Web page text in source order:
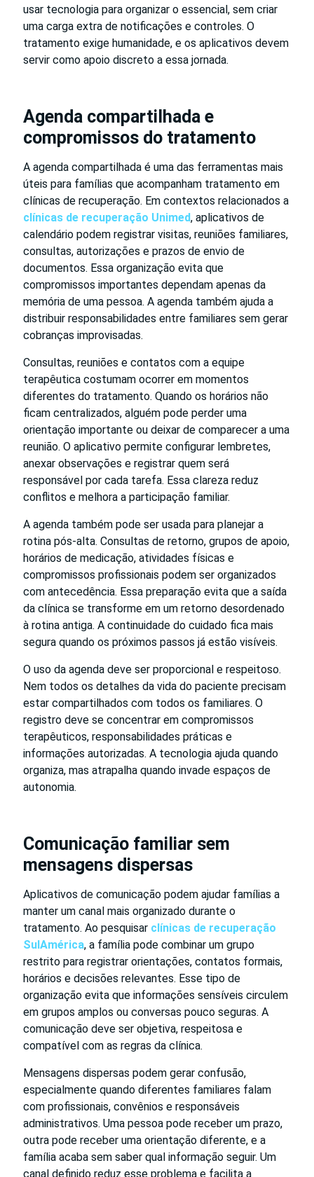
usar tecnologia para organizar o essencial, sem criar
uma carga extra de notificações e controles. O
tratamento exige humanidade, e os aplicativos devem
servir como apoio discreto a essa jornada.
Agenda compartilhada e
compromissos do tratamento
A agenda compartilhada é uma das ferramentas mais
úteis para famílias que acompanham tratamento em
clínicas de recuperação. Em contextos relacionados a
clínicas de recuperação Unimed, aplicativos de
calendário podem registrar visitas, reuniões familiares,
consultas, autorizações e prazos de envio de
documentos. Essa organização evita que
compromissos importantes dependam apenas da
memória de uma pessoa. A agenda também ajuda a
distribuir responsabilidades entre familiares sem gerar
cobranças improvisadas.
Consultas, reuniões e contatos com a equipe
terapêutica costumam ocorrer em momentos
diferentes do tratamento. Quando os horários não
ficam centralizados, alguém pode perder uma
orientação importante ou deixar de comparecer a uma
reunião. O aplicativo permite configurar lembretes,
anexar observações e registrar quem será
responsável por cada tarefa. Essa clareza reduz
conflitos e melhora a participação familiar.
A agenda também pode ser usada para planejar a
rotina pós-alta. Consultas de retorno, grupos de apoio,
horários de medicação, atividades físicas e
compromissos profissionais podem ser organizados
com antecedência. Essa preparação evita que a saída
da clínica se transforme em um retorno desordenado
à rotina antiga. A continuidade do cuidado fica mais
segura quando os próximos passos já estão visíveis.
O uso da agenda deve ser proporcional e respeitoso.
Nem todos os detalhes da vida do paciente precisam
estar compartilhados com todos os familiares. O
registro deve se concentrar em compromissos
terapêuticos, responsabilidades práticas e
informações autorizadas. A tecnologia ajuda quando
organiza, mas atrapalha quando invade espaços de
autonomia.
Comunicação familiar sem
mensagens dispersas
Aplicativos de comunicação podem ajudar famílias a
manter um canal mais organizado durante o
tratamento. Ao pesquisar clínicas de recuperação
SulAmérica, a família pode combinar um grupo
restrito para registrar orientações, contatos formais,
horários e decisões relevantes. Esse tipo de
organização evita que informações sensíveis circulem
em grupos amplos ou conversas pouco seguras. A
comunicação deve ser objetiva, respeitosa e
compatível com as regras da clínica.
Mensagens dispersas podem gerar confusão,
especialmente quando diferentes familiares falam
com profissionais, convênios e responsáveis
administrativos. Uma pessoa pode receber um prazo,
outra pode receber uma orientação diferente, e a
família acaba sem saber qual informação seguir. Um
canal definido reduz esse problema e facilita a